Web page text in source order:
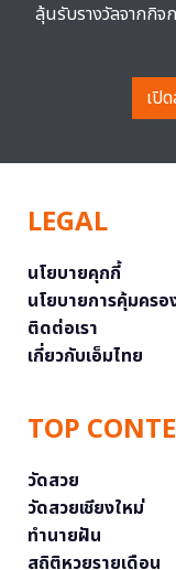
ลุ้นรับรางวัลจากกิจ
เปิ
LEGAL
นโยบายคุกกี้
นโยบายการคุ้มคร
ติดต่อเรา
เกี่ยวกับเอ็มไทย
TOP
วัดสวย
วัดสวยเชียงใหม่
ทำนายฝัน
สถิติหวยรายเดือน